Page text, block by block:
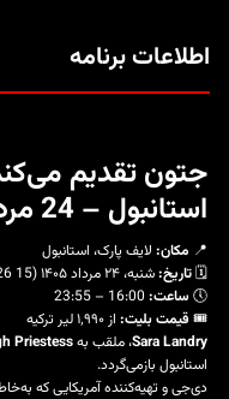
اطلاعات برنامه
جتون تقدیم
استانبول – 24 مرداد 1405
📍 مکان: لایف پارک، استانبول
🗓تاریخ:شنبه، ۲۴ مرداد ۱۴۰۵ (15 August 2026)
🕔 ساعت:
🎟 قیمت بلیت: از ۱٬۹۹۰ لیر ترکیه
Sara Landry، ملقب بهPriestess
استانبول بازمی‌گردد.
دی‌جی و تهیه‌کننده آمریکایی که